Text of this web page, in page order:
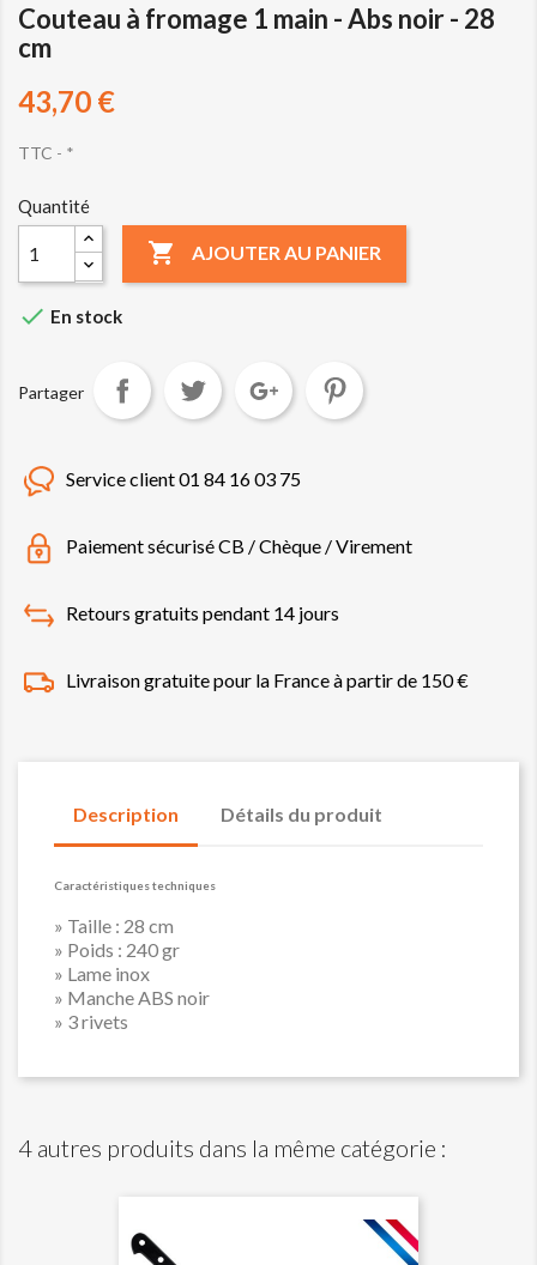
Couteau à fromage 1 main - Abs noir - 28
cm
43,70 €
TTC *
Quantité
 AJOUTER AU PANIER
 En stock
Partager
Service client 01 84 16 03 75
Paiement sécurisé CB / Chèque / Virement
Retours gratuits pendant 14 jours
Livraison gratuite pour la France à partir de 150 €
Description Détails du produit
Caractéristiques techniques
» Taille : 28 cm
» Poids : 240 gr
» Lame inox
» Manche ABS noir
» 3 rivets
4 autres produits dans la même catégorie :